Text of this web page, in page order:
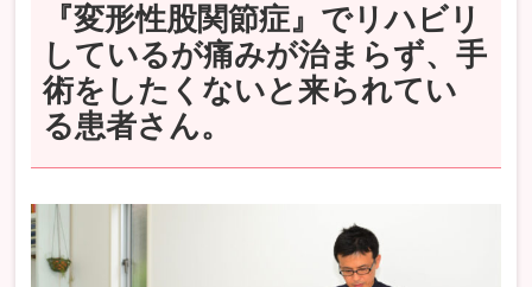
『変形性股関節症』でリハビリ
しているが痛みが治まらず、手
術をしたくないと来られてい
る患者さん。